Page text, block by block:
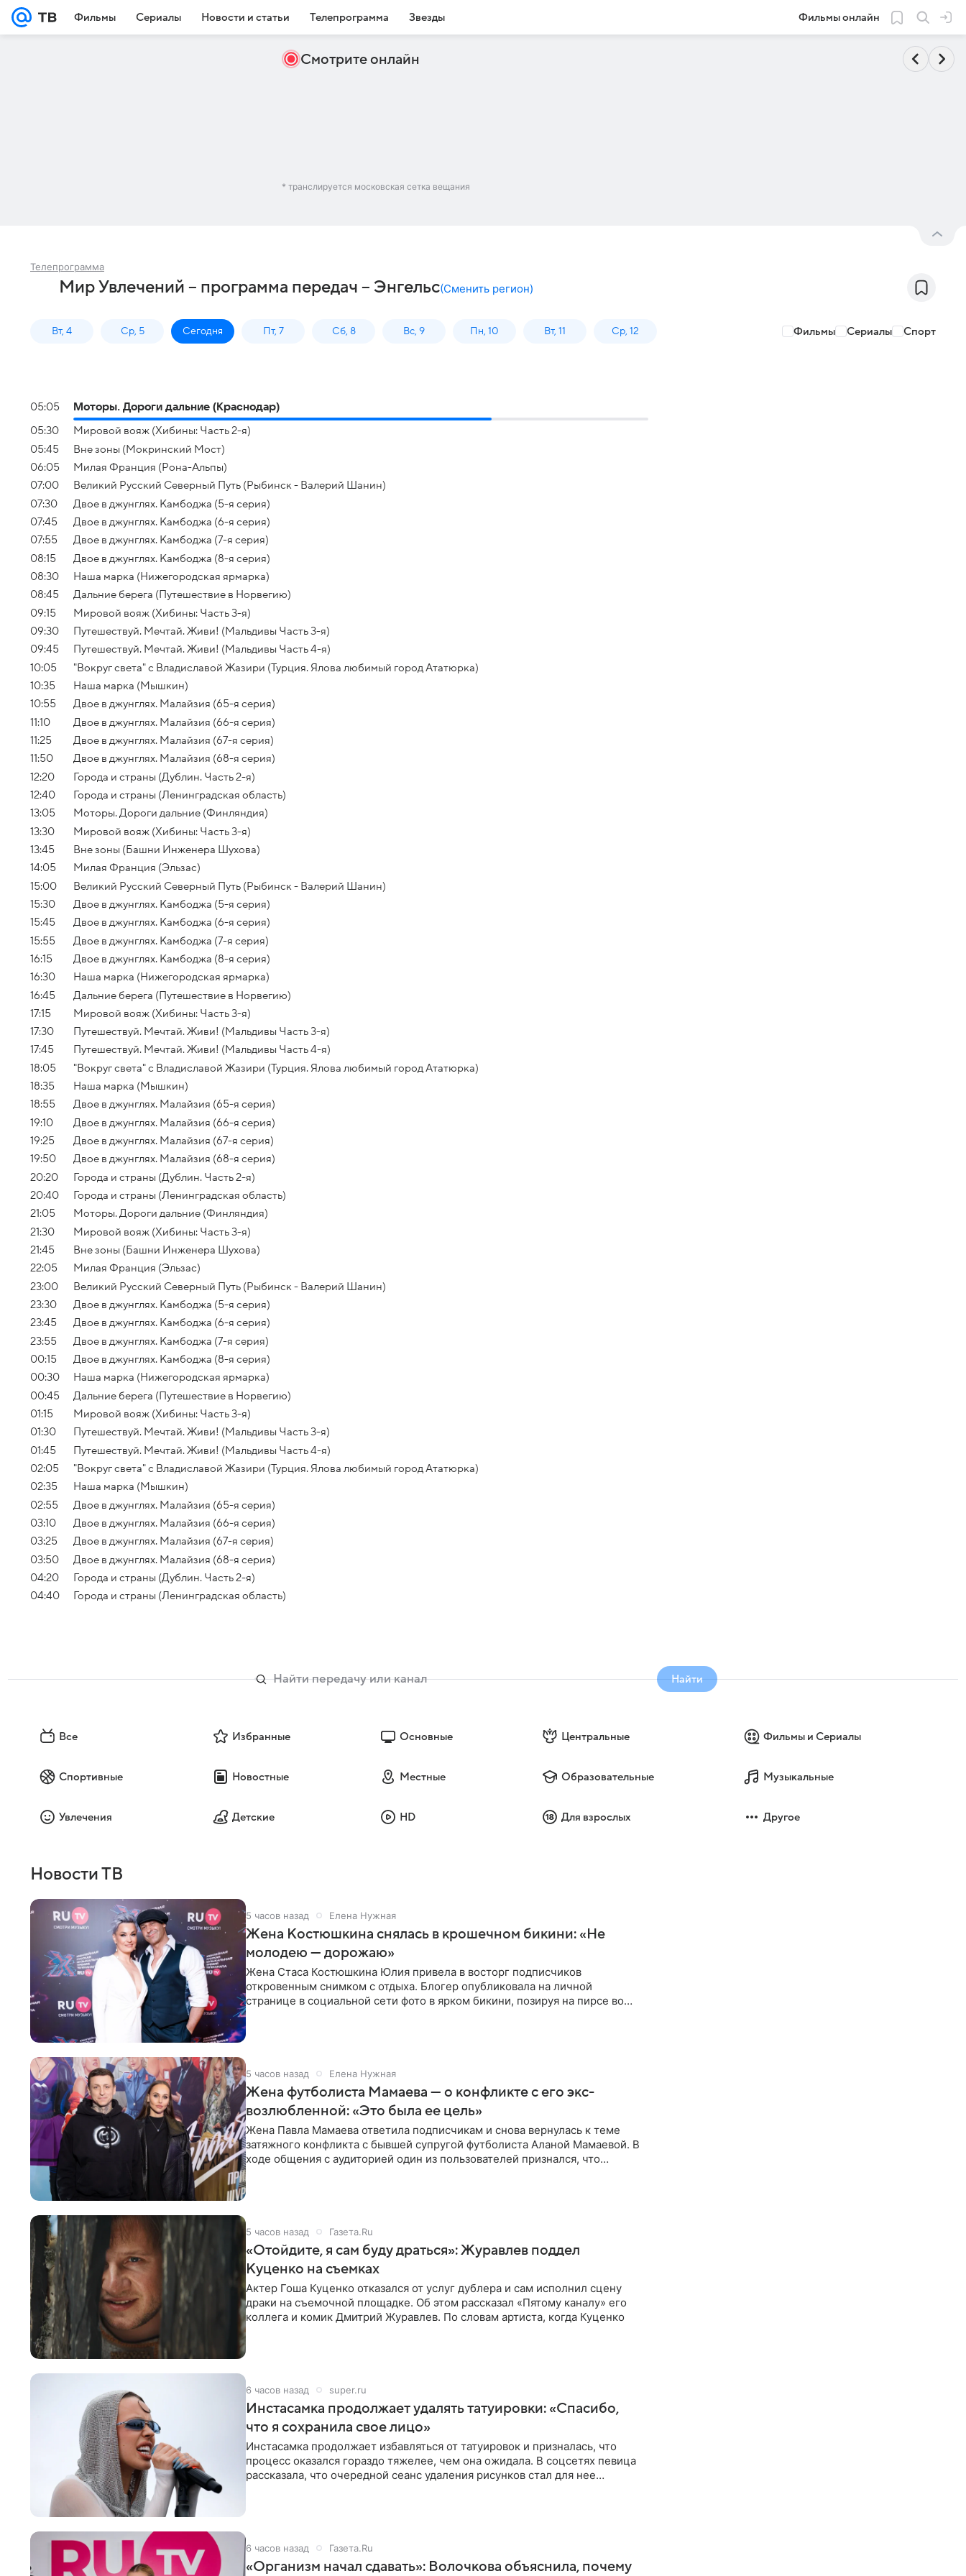
Фильмы Сериалы Новости и статьи Телепрограмма Звезды Фильмы онлайн
Смотрите онлайн
* транслируется московская сетка вещания
Телепрограмма
Мир Увлечений – программа передач – Энгельс(Сменить регион)
Вт, 4 Ср, 5 Сегодня Пт, 7 Сб, 8 Вс, 9 Пн, 10 Вт, 11 Ср, 12 Фильмы Сериалы Спорт
05:05 Моторы. Дороги дальние (Краснодар)
05:30
Мировой вояж (Хибины: Часть 2-я)
05:45
Вне зоны (Мокринский Мост)
06:05
Милая Франция (Рона-Альпы)
07:00
Великий Русский Северный Путь (Рыбинск - Валерий Шанин)
07:30
Двое в джунглях. Камбоджа (5-я серия)
07:45
Двое в джунглях. Камбоджа (6-я серия)
07:55
Двое в джунглях. Камбоджа (7-я серия)
08:15
Двое в джунглях. Камбоджа (8-я серия)
08:30
Наша марка (Нижегородская ярмарка)
08:45
Дальние берега (Путешествие в Норвегию)
09:15
Мировой вояж (Хибины: Часть 3-я)
09:30
Путешествуй. Мечтай. Живи! (Мальдивы Часть 3-я)
09:45
Путешествуй. Мечтай. Живи! (Мальдивы Часть 4-я)
10:05
"Вокруг света" с Владиславой Жазири (Турция. Ялова любимый город Ататюрка)
10:35
Наша марка (Мышкин)
10:55
Двое в джунглях. Малайзия (65-я серия)
11:10
Двое в джунглях. Малайзия (66-я серия)
11:25
Двое в джунглях. Малайзия (67-я серия)
11:50
Двое в джунглях. Малайзия (68-я серия)
12:20
Города и страны (Дублин. Часть 2-я)
12:40
Города и страны (Ленинградская область)
13:05
Моторы. Дороги дальние (Финляндия)
13:30
Мировой вояж (Хибины: Часть 3-я)
13:45
Вне зоны (Башни Инженера Шухова)
14:05
Милая Франция (Эльзас)
15:00
Великий Русский Северный Путь (Рыбинск - Валерий Шанин)
15:30
Двое в джунглях. Камбоджа (5-я серия)
15:45
Двое в джунглях. Камбоджа (6-я серия)
15:55
Двое в джунглях. Камбоджа (7-я серия)
16:15
Двое в джунглях. Камбоджа (8-я серия)
16:30
Наша марка (Нижегородская ярмарка)
16:45
Дальние берега (Путешествие в Норвегию)
17:15
Мировой вояж (Хибины: Часть 3-я)
17:30
Путешествуй. Мечтай. Живи! (Мальдивы Часть 3-я)
17:45
Путешествуй. Мечтай. Живи! (Мальдивы Часть 4-я)
18:05
"Вокруг света" с Владиславой Жазири (Турция. Ялова любимый город Ататюрка)
18:35
Наша марка (Мышкин)
18:55
Двое в джунглях. Малайзия (65-я серия)
19:10
Двое в джунглях. Малайзия (66-я серия)
19:25
Двое в джунглях. Малайзия (67-я серия)
19:50
Двое в джунглях. Малайзия (68-я серия)
20:20
Города и страны (Дублин. Часть 2-я)
20:40
Города и страны (Ленинградская область)
21:05
Моторы. Дороги дальние (Финляндия)
21:30
Мировой вояж (Хибины: Часть 3-я)
21:45
Вне зоны (Башни Инженера Шухова)
22:05
Милая Франция (Эльзас)
23:00
Великий Русский Северный Путь (Рыбинск - Валерий Шанин)
23:30
Двое в джунглях. Камбоджа (5-я серия)
23:45
Двое в джунглях. Камбоджа (6-я серия)
23:55
Двое в джунглях. Камбоджа (7-я серия)
00:15
Двое в джунглях. Камбоджа (8-я серия)
00:30
Наша марка (Нижегородская ярмарка)
00:45
Дальние берега (Путешествие в Норвегию)
01:15
Мировой вояж (Хибины: Часть 3-я)
01:30
Путешествуй. Мечтай. Живи! (Мальдивы Часть 3-я)
01:45
Путешествуй. Мечтай. Живи! (Мальдивы Часть 4-я)
02:05
"Вокруг света" с Владиславой Жазири (Турция. Ялова любимый город Ататюрка)
02:35
Наша марка (Мышкин)
02:55
Двое в джунглях. Малайзия (65-я серия)
03:10
Двое в джунглях. Малайзия (66-я серия)
03:25
Двое в джунглях. Малайзия (67-я серия)
03:50
Двое в джунглях. Малайзия (68-я серия)
04:20
Города и страны (Дублин. Часть 2-я)
04:40
Города и страны (Ленинградская область)
Найти
Все Избранные Основные Центральные Фильмы и Сериалы
Спортивные Новостные Местные Образовательные Музыкальные
Увлечения Детские HD Для взрослых Другое
Новости ТВ
5 часов назад Елена Нужная
Жена Костюшкина снялась в крошечном бикини: «Не
молодею — дорожаю»
Жена Стаса Костюшкина Юлия привела в восторг подписчиков
откровенным снимком с отдыха. Блогер опубликовала на личной
странице в социальной сети фото в ярком бикини, позируя на пирсе во
5 часов назад Елена Нужная
Жена футболиста Мамаева — о конфликте с его экс-
возлюбленной: «Это была ее цель»
Жена Павла Мамаева ответила подписчикам и снова вернулась к теме
затяжного конфликта с бывшей супругой футболиста Аланой Мамаевой. В
ходе общения с аудиторией один из пользователей признался, что
5 часов назад Газета.Ru
«Отойдите, я сам буду драться»: Журавлев поддел
Куценко на съемках
Актер Гоша Куценко отказался от услуг дублера и сам исполнил сцену
драки на съемочной площадке. Об этом рассказал «Пятому каналу» его
коллега и комик Дмитрий Журавлев. По словам артиста, когда Куценко
6 часов назад super.ru
Инстасамка продолжает удалять татуировки: «Спасибо,
что я сохранила свое лицо»
Инстасамка продолжает избавляться от татуировок и призналась, что
процесс оказался гораздо тяжелее, чем она ожидала. В соцсетях певица
рассказала, что очередной сеанс удаления рисунков стал для нее
6 часов назад Газета.Ru
«Организм начал сдавать»: Волочкова объяснила, почему